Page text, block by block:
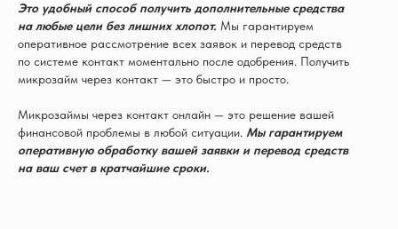
Это удобный способ получить дополнительные средства
на любые цели без лишних хлопот. Мы гарантируем
оперативное рассмотрение всех заявок и перевод средств
по системе контакт моментально после одобрения. Получить
микрозайм через контакт — это быстро и просто.
Микрозаймы через контакт онлайн — это решение вашей
финансовой проблемы в любой ситуации. Мы гарантируем
оперативную обработку вашей заявки и перевод средств
на ваш счет в кратчайшие сроки.